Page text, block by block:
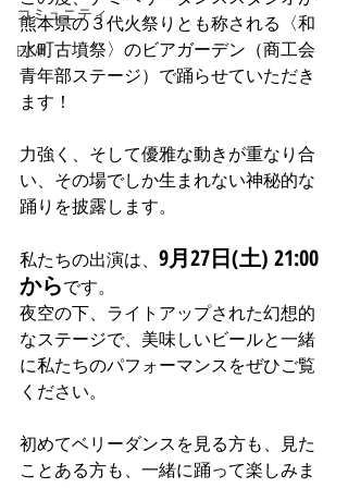
コミュニティ
ESSAY
熊本県の３代火祭りとも称される〈和
水町古墳祭〉のビアガーデン（商工会
青年部ステージ）で踊らせていただき
ます！
力強く、そして優雅な動きが重なり合
い、その場でしか生まれない神秘的な
踊りを披露します。
私たちの出演は、 9月27日(土) 21:00
からです。
夜空の下、ライトアップされた幻想的
なステージで、美味しいビールと一緒
に私たちのパフォーマンスをぜひご覧
ください。
初めてベリーダンスを見る方も、見た
ことある方も、一緒に踊って楽しみま